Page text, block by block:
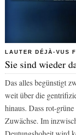
LAUTER DÉJÀ-VUS
Sie sind wieder
Das alles begünstigt
weit über die
hinaus. Dass rot-
Zuwächse. Im